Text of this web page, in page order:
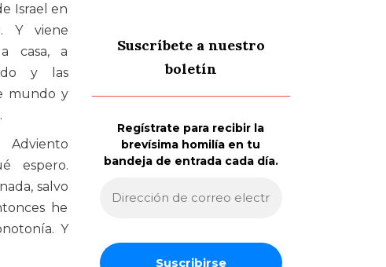
Israel en
Y viene
casa, a
y las
mundo y
espero.
salvo
he
Y
Suscríbete a nuestro
boletín
Regístrate para recibir la
brevísima homilía en tu
bandeja de entrada cada día.